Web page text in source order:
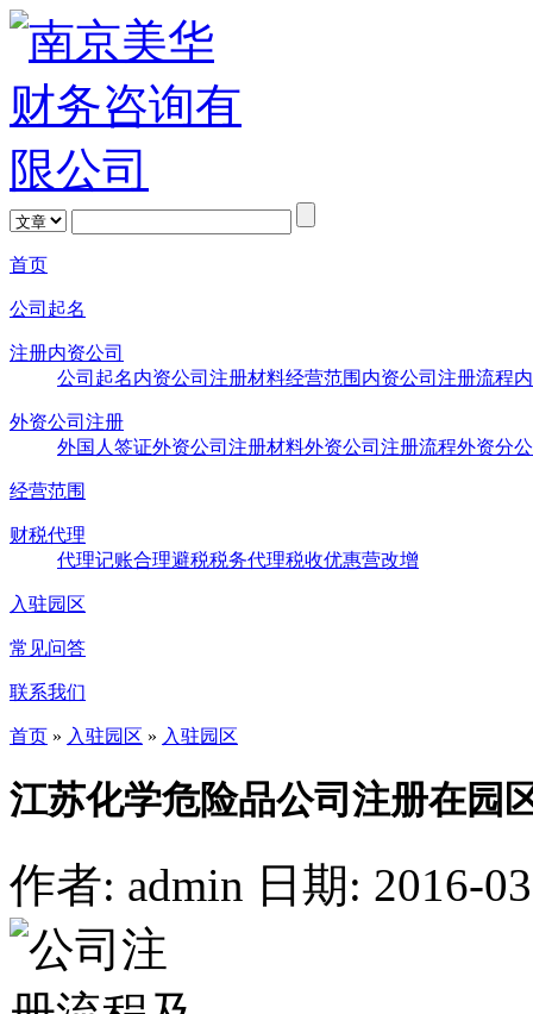
首页
公司起名
注册内资公司
公司起名内资公司注册材料经营范围 内资公司注册流程
外资公司注册
外国人签证外资公司注册材料外资公司注册流程外资分
经营范围
财税代理
代理记账合理避税税务代理税收优惠营改增
入驻园区
常见问答
联系我们
首页 » 入驻园区 » 入驻园区
江苏化学危险品公司注册在园
作者: admin 日期: 2016-